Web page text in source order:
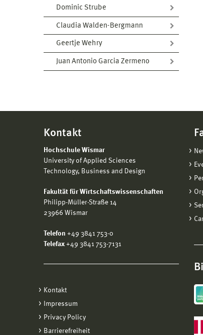
Dominic Strube
Claudia Walden-Bergmann
Geertje Wehry
Juan Antonio Garcia Zermeno
Kontakt
Hochschule Wismar
University of Applied Sciences
Technology, Business and Design
Fakultät für Wirtschaftswissenschaften
Philipp-Müller-Straße 14
23966 Wismar
Telefon +49 3841 753-0
Telefax +49 3841 753-7131
Kontakt
Impressum
Privacy Policy
Barrierefreiheit